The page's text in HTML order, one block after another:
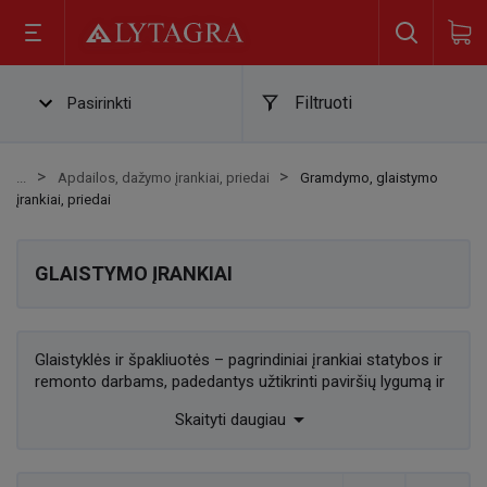
Pasirinkti Filtruoti
Apdailos, dažymo įrankiai, priedai
Gramdymo, glaistymo
įrankiai, priedai
GLAISTYMO ĮRANKIAI
Glaistyklės ir špakliuotės – pagrindiniai įrankiai statybos ir
remonto darbams, padedantys užtikrinti paviršių lygumą ir
sienas, lubas ar kitas paviršių zonas įvairių medžiagų
Skaityti daugiau 